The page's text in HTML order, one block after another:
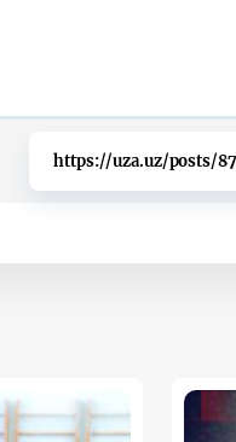
https://uza.uz/posts/